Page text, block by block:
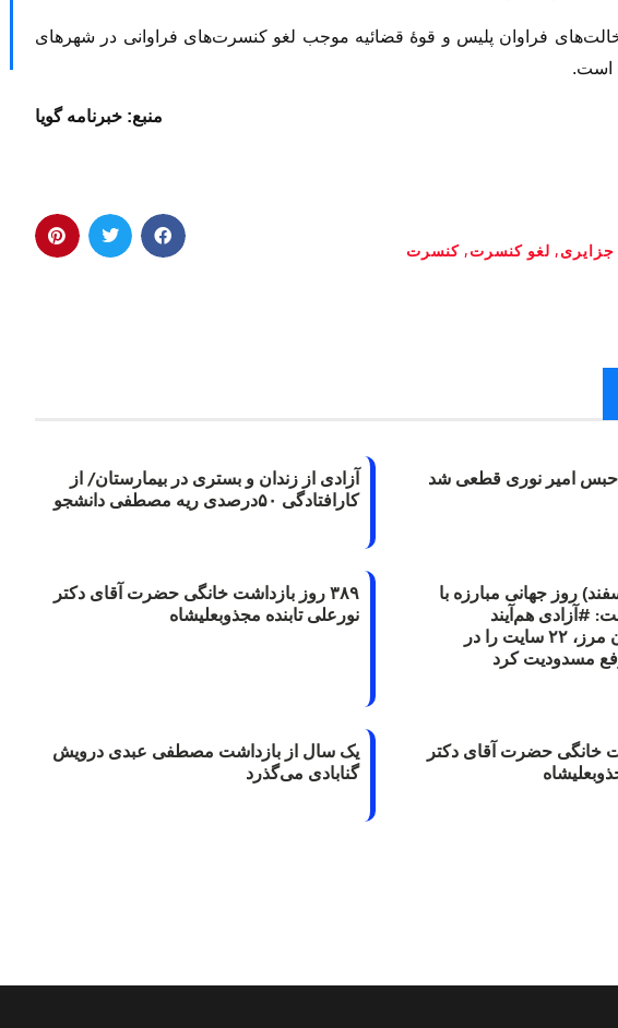
فراوان پلیس و قوهٔ قضائیه موجب لغو کنسرت‌های فراوانی در شهرهای
است.
منبع: خبرنامه گویا
جزایری, لغو کنسرت, کنسرت‌
امیر نوری قطعی شد
آزادی از زندان و بستری در بیمارستان/ از
کارافتادگی ۵۰درصدی ریه مصطفی دانشجو
(۲۱ اسفند) روز جهانی مبارزه با
#آزادی هم‌آیند
گزارشگران‌ بدون مرز، ۲۲ سایت را در
مسدودیت کرد
۳۸۹ روز بازداشت خانگی حضرت آقای دکتر
نورعلی تابنده مجذوبعلیشاه
خانگی حضرت آقای دکتر
یک سال از بازداشت مصطفی عبدی درویش
گنابادی می‌گذرد